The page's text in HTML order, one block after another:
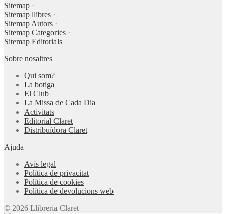
Sitemap ·
Sitemap llibres ·
Sitemap Autors ·
Sitemap Categories ·
Sitemap Editorials
Sobre nosaltres
Qui som?
La botiga
El Club
La Missa de Cada Dia
Activitats
Editorial Claret
Distribuïdora Claret
Ajuda
Avís legal
Política de privacitat
Política de cookies
Política de devolucions web
© 2026 Llibreria Claret